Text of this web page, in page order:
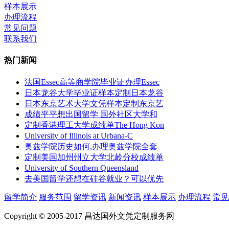
样本展示
办理流程
常见问题
联系我们
热门新闻
法国Essec高等商学院毕业证办理Essec
日本龙谷大学毕业证样本定制日本龙谷
日本东京艺术大学文凭样本定制东京艺
成绩平平想出国留学 国外社区大学和
定制香港理工大学成绩单The Hong Kon
University of Illinois at Urbana-C
奥兹学院历史如何,办理奥兹学院全套
定制美国加州州立大学北岭分校成绩单
University of Southern Queensland
去美国留学还想在硅谷就业？可以优先
留学简介 服务范围 留学资讯 新闻资讯 样本展示 办理流程 常
Copyright © 2005-2017 昌达国外文凭定制服务网